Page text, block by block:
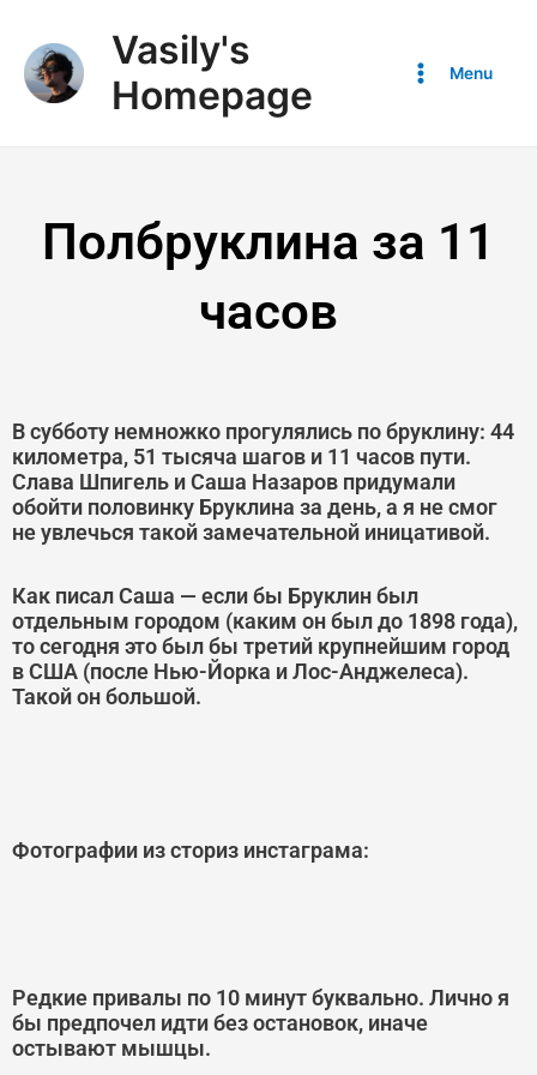
Vasily's
Homepage
Menu
Полбруклина за 11
часов
В субботу немножко прогулялись по бруклину: 44
километра, 51 тысяча шагов и 11 часов пути.
Слава Шпигель и Саша Назаров придумали
обойти половинку Бруклина за день, а я не смог
не увлечься такой замечательной иницативой.
Как писал Саша — если бы Бруклин был
отдельным городом (каким он был до 1898 года),
то сегодня это был бы третий крупнейшим город
в США (после Нью-Йорка и Лос-Анджелеса).
Такой он большой.
Фотографии из сториз инстаграма:
Редкие привалы по 10 минут буквально. Лично я
бы предпочел идти без остановок, иначе
остывают мышцы.